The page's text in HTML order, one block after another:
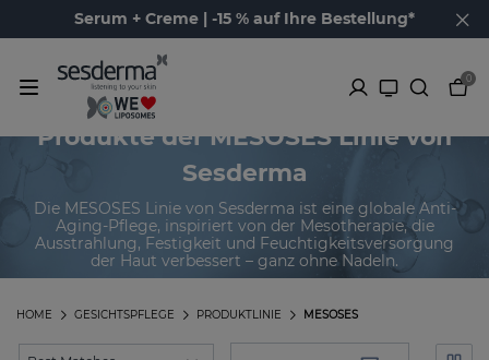
Serum + Creme | -15 % auf Ihre Bestellung*
0
Produkte der MESOSES Linie von
Sesderma
Die MESOSES Linie von Sesderma ist eine globale Anti-
Aging-Pflege, inspiriert von der Mesotherapie, die
Ausstrahlung, Festigkeit und Feuchtigkeitsversorgung
der Haut verbessert – ganz ohne Nadeln.
MESOSES
PRODUKTLINIE
GESICHTSPFLEGE
HOME